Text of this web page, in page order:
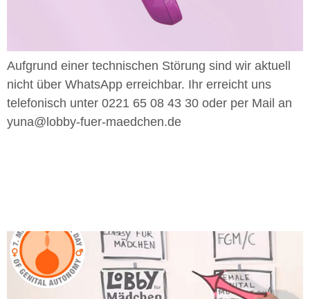
Aufgrund einer technischen Störung sind wir aktuell
nicht über WhatsApp erreichbar. Ihr erreicht uns
telefonisch unter 0221 65 08 43 30 oder per Mail an
yuna@lobby-fuer-maedchen.de